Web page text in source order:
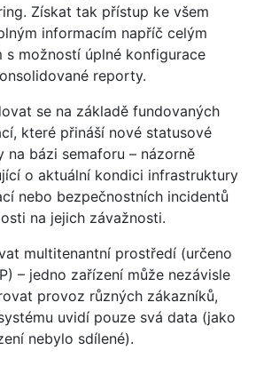
Získat tak přístup ke všem
informacím napříč celým
s možností úplné konfigurace
reporty.
se na základě fundovaných
které přináší nové statusové
na bázi semaforu – názorně
o aktuální kondici infrastruktury
nebo bezpečnostních incidentů
na jejich závažnosti.
multitenantní prostředí (určeno
– jedno zařízení může nezávisle
provoz různých zákazníků,
uvidí pouze svá data (jako
nebylo sdílené).